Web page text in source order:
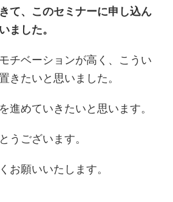
て、このセミナーに申し込ん
ました。
チベーションが高く、こうい
きたいと思いました。
進めていきたいと思います。
うございます。
お願いいたします。